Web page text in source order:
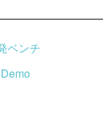
ベンチ